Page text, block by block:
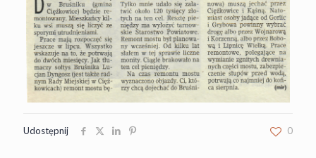
Udostępnij 0